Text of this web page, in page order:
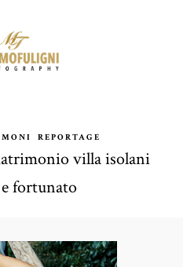
REPORTAGE
villa isolani
fortunato